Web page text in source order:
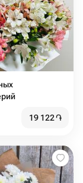
19 122֏